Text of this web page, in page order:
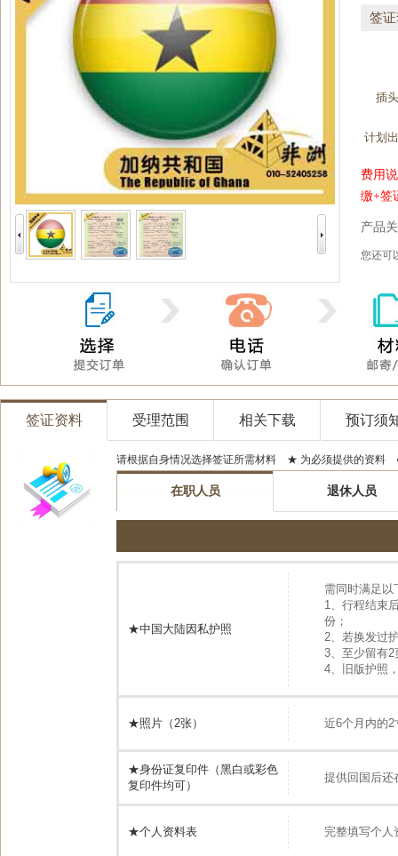
签
插
计划
费用
缴+签
产品
您还
签证资料 受理范围 相关下载 预订须
请根据自身情况选择签证所需材料 ★ 为必须提供的资料
在职人员 退休人员
★中国大陆因私护照
需同时满足以
1、行程结束
份；
2、若换发过
3、至少留有
4、旧版护照
★照片（2张） 近6个月内的
★身份证复印件（黑白或彩色
复印件均可）
提供回国后还
★个人资料表 完整填写个人